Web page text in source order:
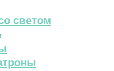
светом